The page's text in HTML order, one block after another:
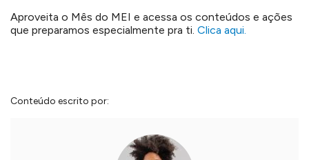
Aproveita o Mês do MEI e acessa os conteúdos e ações
que preparamos especialmente pra ti. Clica aqui.
Conteúdo escrito por: